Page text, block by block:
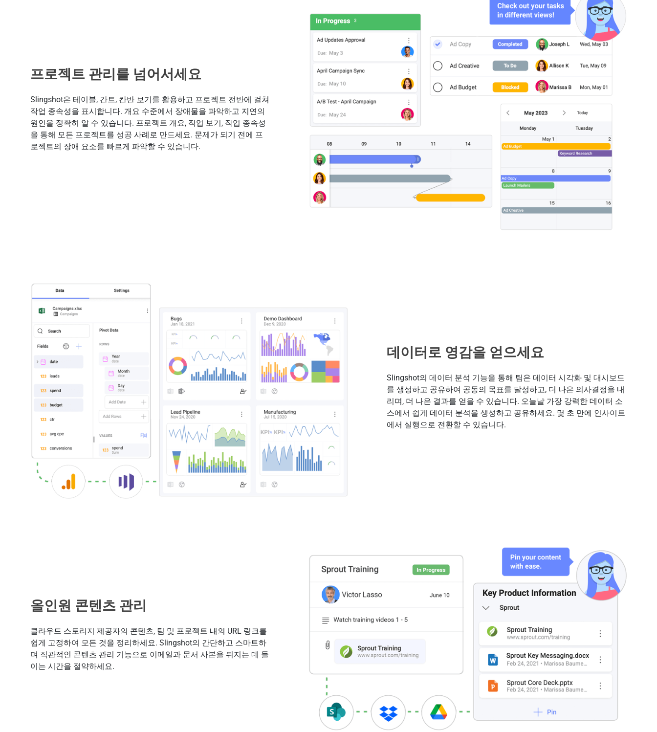
프로젝트 관리를 넘어서세요
Slingshot은 테이블, 간트, 칸반 보기를 활용하고 프로젝트 전반에 걸쳐
작업 종속성을 표시합니다. 개요 수준에서 장애물을 파악하고 지연의
원인을 정확히 알 수 있습니다. 프로젝트 개요, 작업 보기, 작업 종속성
을 통해 모든 프로젝트를 성공 사례로 만드세요. 문제가 되기 전에 프
로젝트의 장애 요소를 빠르게 파악할 수 있습니다.
데이터로 영감을 얻으세요
Slingshot의 데이터 분석 기능을 통해 팀은 데이터 시각화 및 대시보드
를 생성하고 공유하여 공동의 목표를 달성하고, 더 나은 의사결정을 내
리며, 더 나은 결과를 얻을 수 있습니다. 오늘날 가장 강력한 데이터 소
스에서 쉽게 데이터 분석을 생성하고 공유하세요. 몇 초 만에 인사이트
에서 실행으로 전환할 수 있습니다.
올인원 콘텐츠 관리
클라우드 스토리지 제공자의 콘텐츠, 팀 및 프로젝트 내의 URL 링크를
쉽게 고정하여 모든 것을 정리하세요. Slingshot의 간단하고 스마트하
며 직관적인 콘텐츠 관리 기능으로 이메일과 문서 사본을 뒤지는 데 들
이는 시간을 절약하세요.